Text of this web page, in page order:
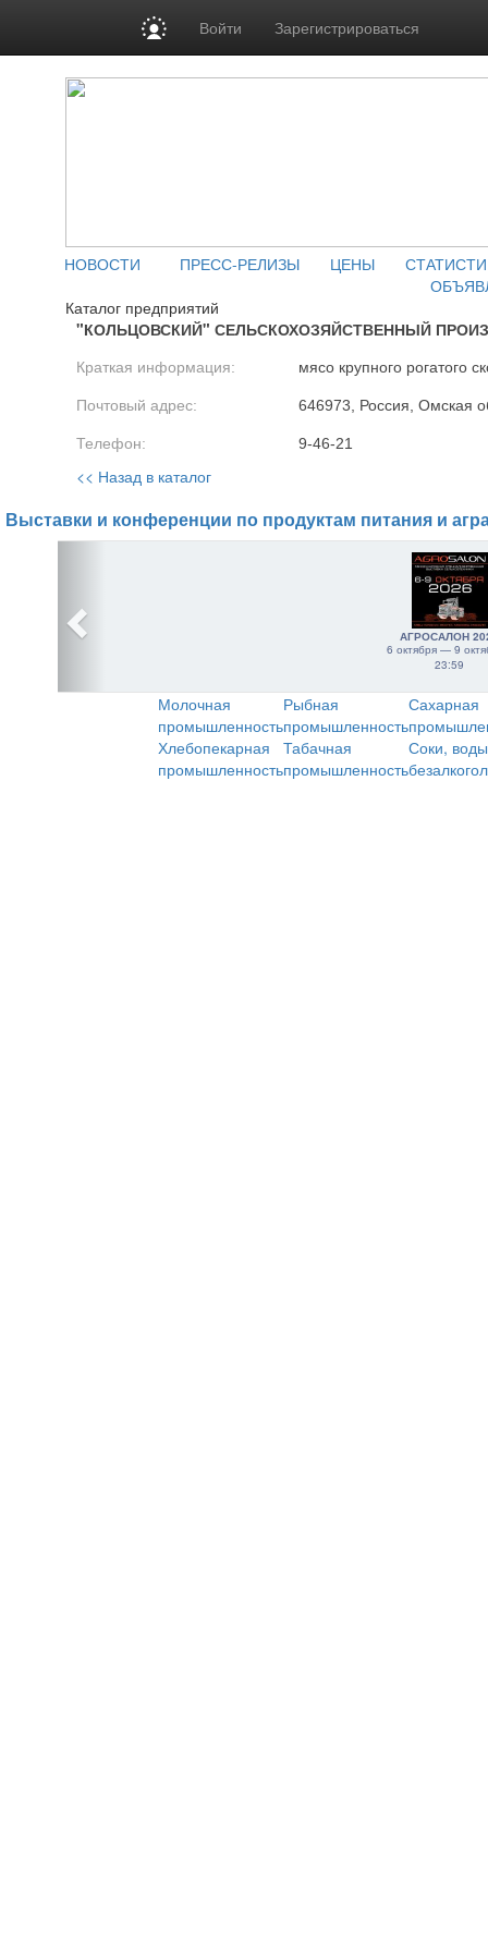
Войти Зарегистрироваться
НОВОСТИ ПРЕСС-РЕЛИЗЫ ЦЕНЫ
Каталог предприятий
"КОЛЬЦОВСКИЙ" СЕЛЬСКОХОЗЯЙСТВЕННЫЙ
Краткая информация: мясо крупного рогатого
Почтовый адрес: 646973, Россия, Омская
Телефон: 9-46-21
<< Назад в каталог
Выставки и конференции по продуктам питания и
АГРОСАЛОН
6 октября — 9
23:59
Молочная
промышленность
Рыбная
промышленность
Сахарная
Хлебопекарная
промышленность
Табачная
промышленность
Соки,